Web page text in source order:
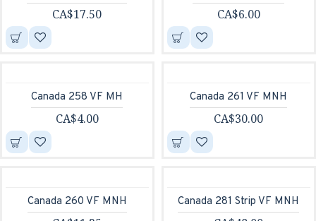
CA$17.50 CA$6.00
Canada 258 VF MH
CA$4.00
Canada 261 VF MNH
CA$30.00
Canada 260 VF MNH Canada 281 Strip VF MNH